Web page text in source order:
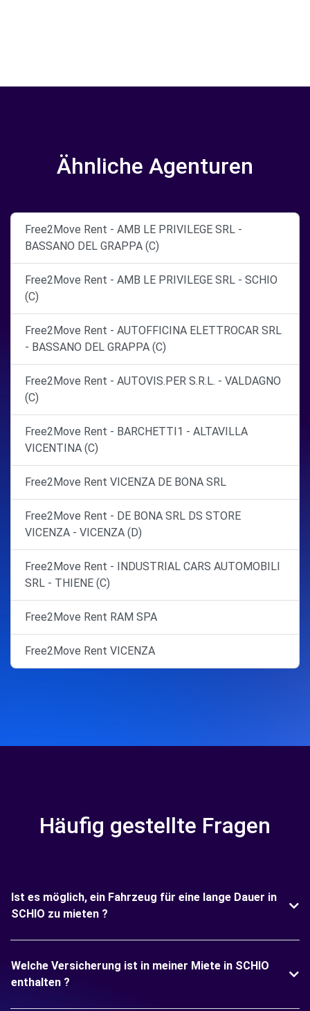
Ähnliche Agenturen
Free2Move Rent - AMB LE PRIVILEGE SRL -
BASSANO DEL GRAPPA (C)
Free2Move Rent - AMB LE PRIVILEGE SRL - SCHIO
(C)
Free2Move Rent - AUTOFFICINA ELETTROCAR SRL
- BASSANO DEL GRAPPA (C)
Free2Move Rent - AUTOVIS.PER S.R.L. - VALDAGNO
(C)
Free2Move Rent - BARCHETTI1 - ALTAVILLA
VICENTINA (C)
Free2Move Rent VICENZA DE BONA SRL
Free2Move Rent - DE BONA SRL DS STORE
VICENZA - VICENZA (D)
Free2Move Rent - INDUSTRIAL CARS AUTOMOBILI
SRL - THIENE (C)
Free2Move Rent RAM SPA
Free2Move Rent VICENZA
Häufig gestellte Fragen
Ist es möglich, ein Fahrzeug für eine lange Dauer in
SCHIO zu mieten ?
Welche Versicherung ist in meiner Miete in SCHIO
enthalten ?